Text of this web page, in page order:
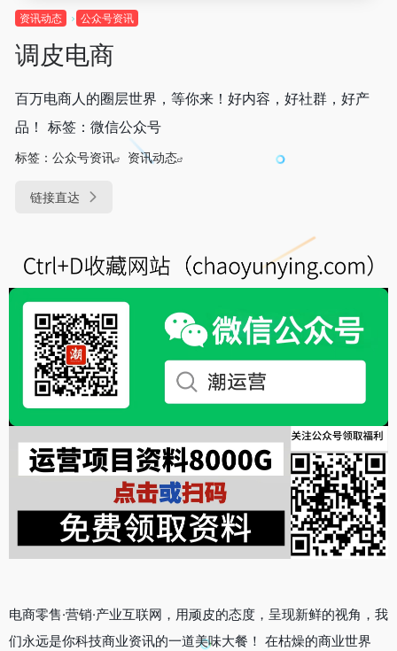
资讯动态 公众号资讯
调皮电商
百万电商人的圈层世界，等你来！好内容，好社群，好产
品！ 标签：微信公众号
标签： 公众号资讯 资讯动态
链接直达
电商零售·营销·产业互联网，用顽皮的态度，呈现新鲜的视角，我
们永远是你科技商业资讯的一道美味大餐！ 在枯燥的商业世界